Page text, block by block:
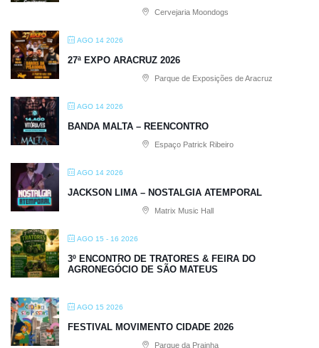
Cervejaria Moondogs
AGO 14 2026
27ª EXPO ARACRUZ 2026
Parque de Exposições de Aracruz
AGO 14 2026
BANDA MALTA – REENCONTRO
Espaço Patrick Ribeiro
AGO 14 2026
JACKSON LIMA – NOSTALGIA ATEMPORAL
Matrix Music Hall
AGO 15 - 16 2026
3º ENCONTRO DE TRATORES & FEIRA DO
AGRONEGÓCIO DE SÃO MATEUS
AGO 15 2026
FESTIVAL MOVIMENTO CIDADE 2026
Parque da Prainha